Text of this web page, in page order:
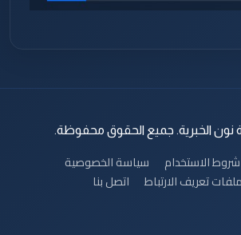
شروط الاستخدام
سياسة الخصوصية
تعريف الارتباط
اتصل بنا